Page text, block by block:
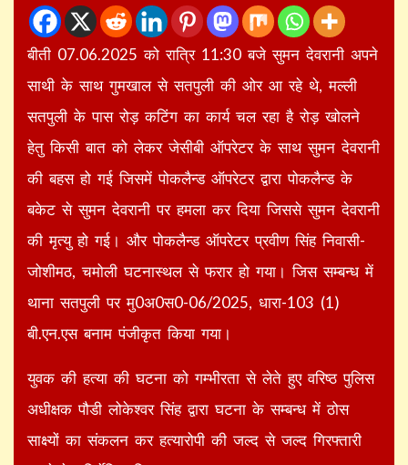
बीती 07.06.2025 को रात्रि 11:30 बजे सुमन देवरानी अपने
साथी के साथ गुमखाल से सतपुली की ओर आ रहे थे, मल्ली
सतपुली के पास रोड़ कटिंग का कार्य चल रहा है रोड़ खोलने
हेतु किसी बात को लेकर जेसीबी ऑपरेटर के साथ सुमन देवरानी
की बहस हो गई जिसमें पोकलैन्ड ऑपरेटर द्वारा पोकलैन्ड के
बकेट से सुमन देवरानी पर हमला कर दिया जिससे सुमन देवरानी
की मृत्यु हो गई। और पोकलैन्ड ऑपरेटर प्रवीण सिंह निवासी-
जोशीमठ, चमोली घटनास्थल से फरार हो गया। जिस सम्बन्ध में
थाना सतपुली पर मु0अ0स0-06/2025, धारा-103 (1)
बी.एन.एस बनाम पंजीकृत किया गया।
युवक की हत्या की घटना को गम्भीरता से लेते हुए वरिष्ठ पुलिस
अधीक्षक पौडी लोकेश्वर सिंह द्वारा घटना के सम्बन्ध में ठोस
साक्ष्यों का संकलन कर हत्यारोपी की जल्द से जल्द गिरफ्तारी